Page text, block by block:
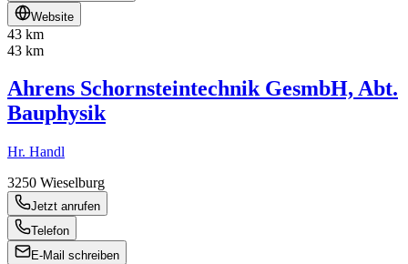
Website
43 km
43 km
Ahrens Schornsteintechnik GesmbH, Abt.
Bauphysik
Hr. Handl
3250 Wieselburg
Jetzt anrufen
Telefon
E-Mail schreiben